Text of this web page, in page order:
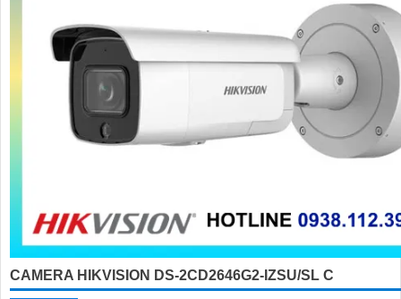
CAMERA HIKVISION DS-2CD2646G2-IZSU/SL C